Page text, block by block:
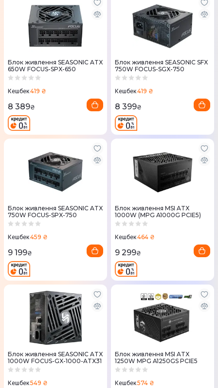
Блок живлення SEASONIC ATX
650W FOCUS-SPX-650
Кешбек419 ₴
8 389₴
Блок живлення SEASONIC SFX
750W FOCUS-SGX-750
Кешбек419 ₴
8 399₴
Блок живлення SEASONIC ATX
750W FOCUS-SPX-750
Кешбек459 ₴
9 199₴
Блок живлення MSI ATX
1000W (MPG A1000G PCIE5)
Кешбек464 ₴
9 299₴
Блок живлення SEASONIC ATX
1000W FOCUS-GX-1000-ATX31
Кешбек549 ₴
Блок живлення MSI ATX
1250W MPG A1250GS PCIE5
Кешбек574 ₴